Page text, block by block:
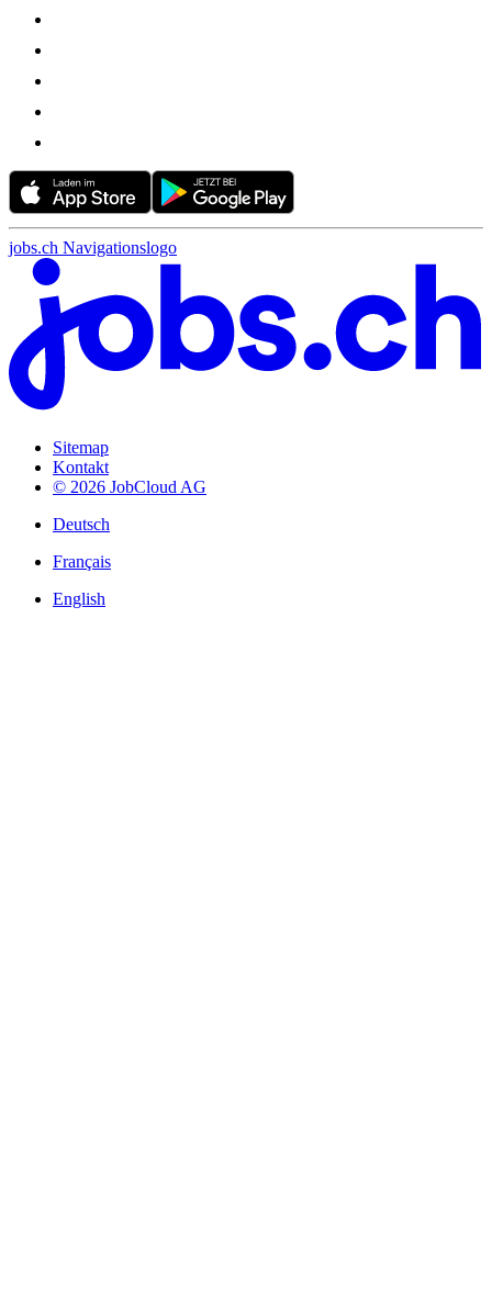
jobs.ch Navigationslogo
Sitemap
Kontakt
© 2026 JobCloud AG
Deutsch
Français
English